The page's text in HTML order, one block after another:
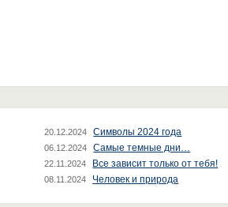
20.12.2024 Символы 2024 года
06.12.2024 Самые темные дни…
22.11.2024 Все зависит только от тебя!
08.11.2024 Человек и природа